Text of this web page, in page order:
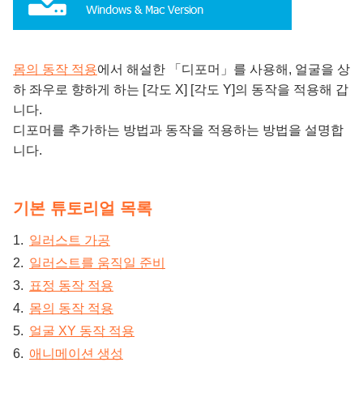
몸의 동작 적용에서 해설한 「디포머」를 사용해, 얼굴을 상
하 좌우로 향하게 하는 [각도 X] [각도 Y]의 동작을 적용해 갑
니다.
디포머를 추가하는 방법과 동작을 적용하는 방법을 설명합
니다.
기본 튜토리얼 목록
일러스트 가공
일러스트를 움직일 준비
표정 동작 적용
몸의 동작 적용
얼굴 XY 동작 적용
애니메이션 생성